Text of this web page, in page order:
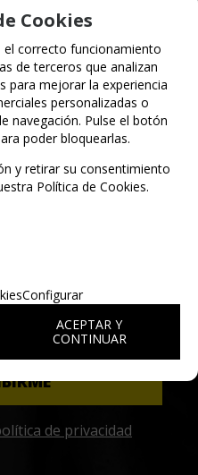
lo último
de privacidad
Cookies
correcto funcionamiento
de terceros que analizan
para mejorar la experiencia
personalizadas o
navegación. Pulse el botón
poder bloquearlas.
y retirar su consentimiento
Política de Cookies.
Configurar
ACEPTAR Y
CONTINUAR